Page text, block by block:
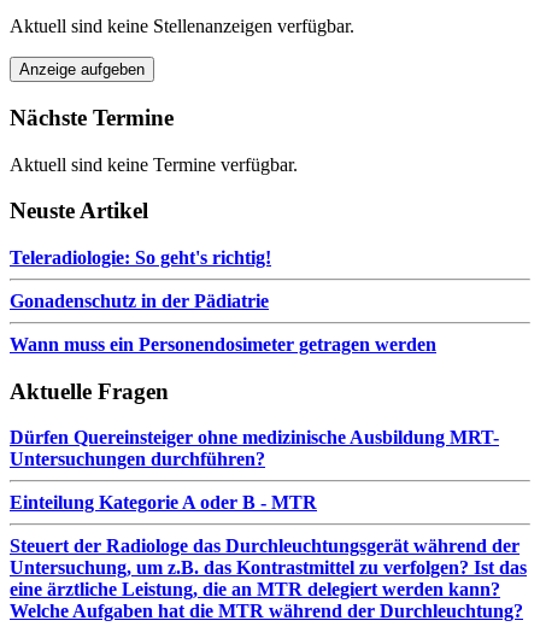
Aktuell sind keine Stellenanzeigen verfügbar.
Anzeige aufgeben
Nächste Termine
Aktuell sind keine Termine verfügbar.
Neuste Artikel
Teleradiologie: So geht's richtig!
Gonadenschutz in der Pädiatrie
Wann muss ein Personendosimeter getragen werden
Aktuelle Fragen
Dürfen Quereinsteiger ohne medizinische Ausbildung MRT-
Untersuchungen durchführen?
Einteilung Kategorie A oder B - MTR
Steuert der Radiologe das Durchleuchtungsgerät während der
Untersuchung, um z.B. das Kontrastmittel zu verfolgen? Ist das
eine ärztliche Leistung, die an MTR delegiert werden kann?
Welche Aufgaben hat die MTR während der Durchleuchtung?